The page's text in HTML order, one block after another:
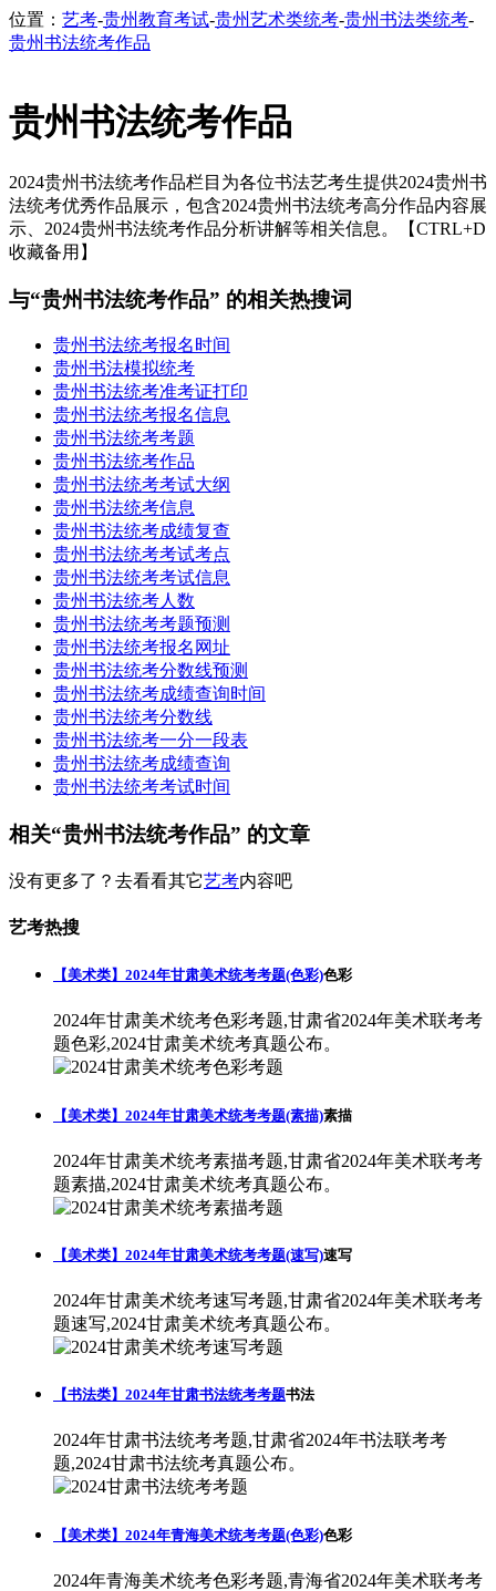
位置： 艺考-贵州教育考试-贵州艺术类统考-贵州书法类统考-
贵州书法统考作品
贵州书法统考作品
2024贵州书法统考作品栏目为各位书法艺考生提供2024贵州书
法统考优秀作品展示，包含2024贵州书法统考高分作品内容展
示、2024贵州书法统考作品分析讲解等相关信息。【CTRL+D
收藏备用】
与“贵州书法统考作品” 的相关热搜词
贵州书法统考报名时间
贵州书法模拟统考
贵州书法统考准考证打印
贵州书法统考报名信息
贵州书法统考考题
贵州书法统考作品
贵州书法统考考试大纲
贵州书法统考信息
贵州书法统考成绩复查
贵州书法统考考试考点
贵州书法统考考试信息
贵州书法统考人数
贵州书法统考考题预测
贵州书法统考报名网址
贵州书法统考分数线预测
贵州书法统考成绩查询时间
贵州书法统考分数线
贵州书法统考一分一段表
贵州书法统考成绩查询
贵州书法统考考试时间
相关“贵州书法统考作品” 的文章
没有更多了？去看看其它艺考内容吧
艺考热搜
【美术类】2024年甘肃美术统考考题(色彩)色彩
2024年甘肃美术统考色彩考题,甘肃省2024年美术联考考
题色彩,2024甘肃美术统考真题公布。
【美术类】2024年甘肃美术统考考题(素描)素描
2024年甘肃美术统考素描考题,甘肃省2024年美术联考考
题素描,2024甘肃美术统考真题公布。
【美术类】2024年甘肃美术统考考题(速写)速写
2024年甘肃美术统考速写考题,甘肃省2024年美术联考考
题速写,2024甘肃美术统考真题公布。
【书法类】2024年甘肃书法统考考题书法
2024年甘肃书法统考考题,甘肃省2024年书法联考考
题,2024甘肃书法统考真题公布。
【美术类】2024年青海美术统考考题(色彩)色彩
2024年青海美术统考色彩考题,青海省2024年美术联考考